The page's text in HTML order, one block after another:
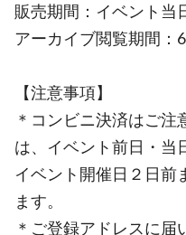
販売期間：イベント当
アーカイブ閲覧期間：
【注意事項】
＊コンビニ決済はご
は、イベント前日・当
イベント開催日２日前
ます。
＊ご登録アドレスに